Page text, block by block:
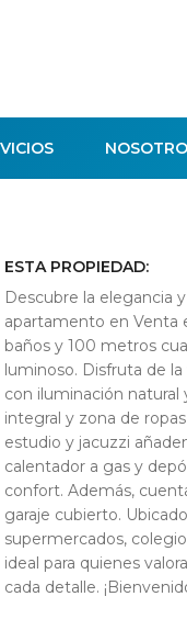
ESTA PROPIEDAD:
Descubre la elegancia
apartamento en Venta
baños y 100 metros
luminoso. Disfruta de
con iluminación natural
integral y zona de
estudio y jacuzzi
calentador a gas y
confort. Además,
garaje cubierto.
supermercados,
ideal para quienes
cada detalle.